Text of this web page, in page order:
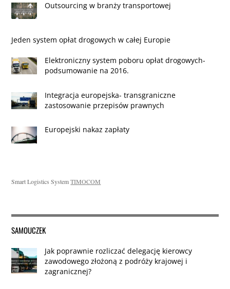
Outsourcing w branży transportowej
Jeden system opłat drogowych w całej Europie
Elektroniczny system poboru opłat drogowych-
podsumowanie na 2016.
Integracja europejska- transgraniczne
zastosowanie przepisów prawnych
Europejski nakaz zapłaty
Smart Logistics SystemTIMOCOM
SAMOUCZEK
Jak poprawnie rozliczać delegację kierowcy
zawodowego złożoną z podróży krajowej i
zagranicznej?